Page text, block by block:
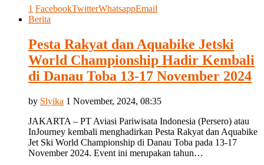
1 FacebookTwitterWhatsappEmail
Berita
Pesta Rakyat dan Aquabike Jetski
World Championship Hadir Kembali
di Danau Toba 13-17 November 2024
by Slyika 1 November, 2024, 08:35
JAKARTA – PT Aviasi Pariwisata Indonesia (Persero) atau
InJourney kembali menghadirkan Pesta Rakyat dan Aquabike
Jet Ski World Championship di Danau Toba pada 13-17
November 2024. Event ini merupakan tahun…